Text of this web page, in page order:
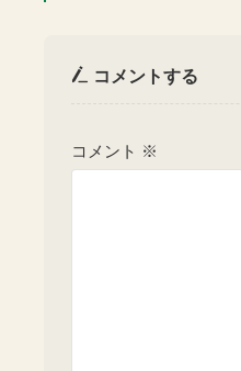
コメントする
コメント ※